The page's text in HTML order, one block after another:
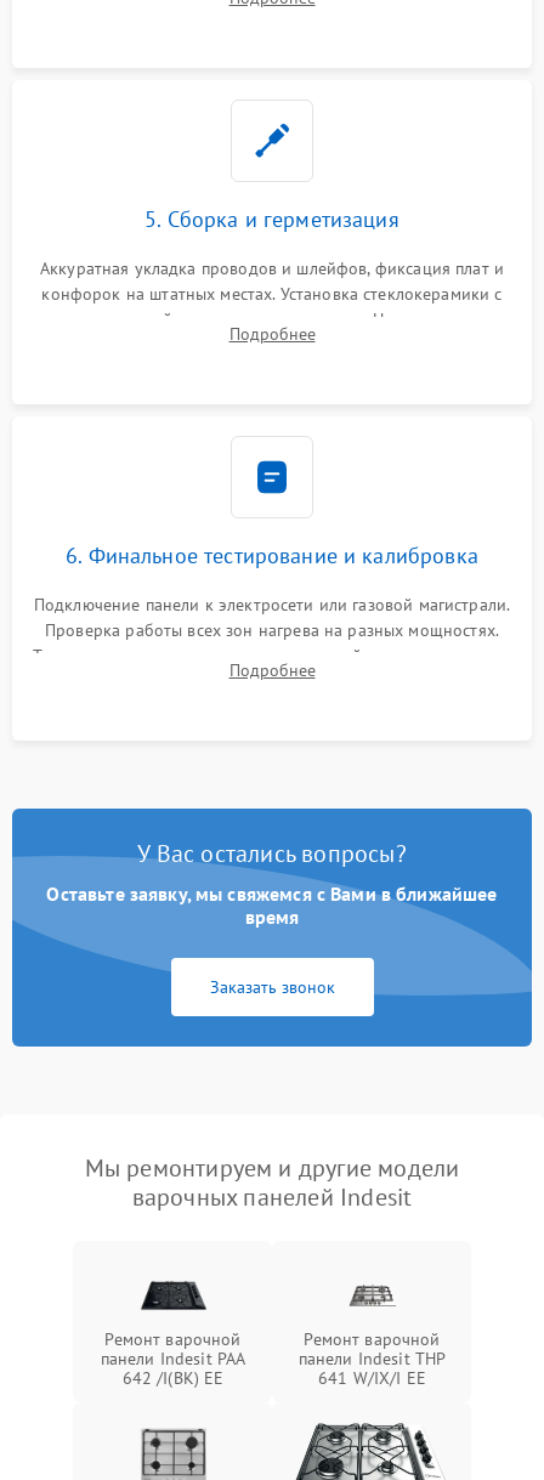
дорожек. Очистка контактов и замена поврежденной
5. Сборка и герметизация
Аккуратная укладка проводов и шлейфов, фиксация плат и
конфорок на штатных местах. Установка стеклокерамики с
проверкой равномерности зазоров. Нанесение
термостойкого герметика или укладка уплотнительной
Подробнее
6. Финальное тестирование и калибровка
Подключение панели к электросети или газовой магистрали.
Проверка работы всех зон нагрева на разных мощностях.
Тестирование сенсорного управления, таймера, индикаторов
остаточного тепла и систем защиты от перегрева.
Подробнее
У Вас остались вопросы?
Оставьте заявку, мы свяжемся с Вами в ближайшее
время
Заказать звонок
Мы ремонтируем и другие модели
варочных панелей Indesit
Ремонт варочной
панели Indesit PAA
642 /I(BK) EE
Ремонт варочной
панели Indesit THP
641 W/IX/I EE